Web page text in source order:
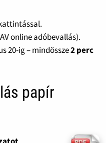
online adóbevallás).
20-ig – mindössze2 perc
papír